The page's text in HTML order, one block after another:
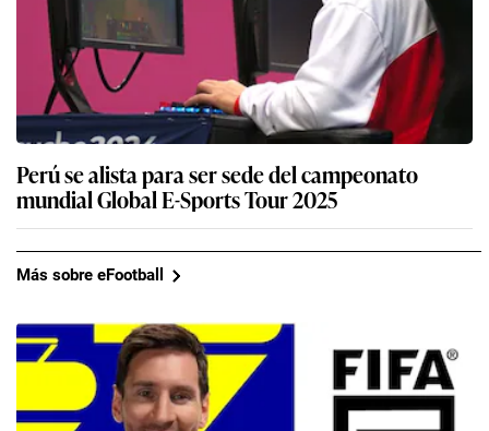
Perú se alista para ser sede del campeonato
mundial Global E-Sports Tour 2025
Más sobre eFootball